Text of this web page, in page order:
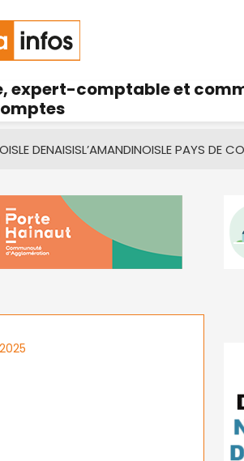
expert-comptable et
LE DENAISISL’AMANDINOISLE PAYS DE